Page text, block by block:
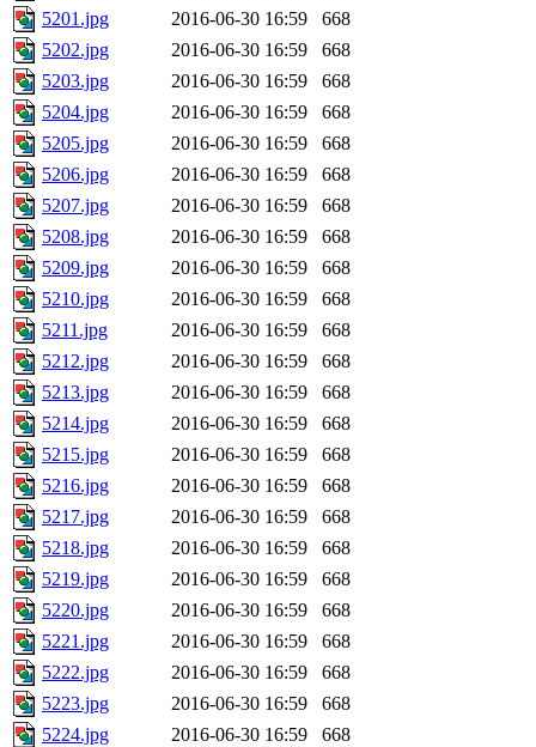
5201.jpg
2016-06-30 16:59
668
5202.jpg
2016-06-30 16:59
668
5203.jpg
2016-06-30 16:59
668
5204.jpg
2016-06-30 16:59
668
5205.jpg
2016-06-30 16:59
668
5206.jpg
2016-06-30 16:59
668
5207.jpg
2016-06-30 16:59
668
5208.jpg
2016-06-30 16:59
668
5209.jpg
2016-06-30 16:59
668
5210.jpg
2016-06-30 16:59
668
5211.jpg
2016-06-30 16:59
668
5212.jpg
2016-06-30 16:59
668
5213.jpg
2016-06-30 16:59
668
5214.jpg
2016-06-30 16:59
668
5215.jpg
2016-06-30 16:59
668
5216.jpg
2016-06-30 16:59
668
5217.jpg
2016-06-30 16:59
668
5218.jpg
2016-06-30 16:59
668
5219.jpg
2016-06-30 16:59
668
5220.jpg
2016-06-30 16:59
668
5221.jpg
2016-06-30 16:59
668
5222.jpg
2016-06-30 16:59
668
5223.jpg
2016-06-30 16:59
668
5224.jpg
2016-06-30 16:59
668